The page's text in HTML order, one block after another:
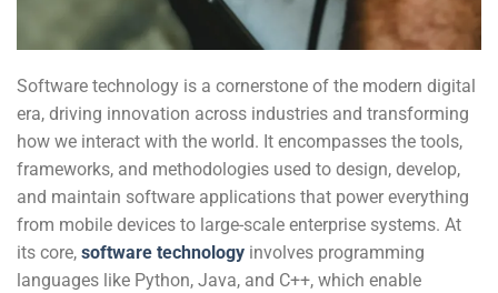
Software technology is a cornerstone of the modern digital
era, driving innovation across industries and transforming
how we interact with the world. It encompasses the tools,
frameworks, and methodologies used to design, develop,
and maintain software applications that power everything
from mobile devices to large-scale enterprise systems. At
its core, software technology involves programming
languages like Python, Java, and C++, which enable